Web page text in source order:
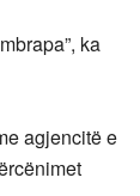
ka
agjencitë e